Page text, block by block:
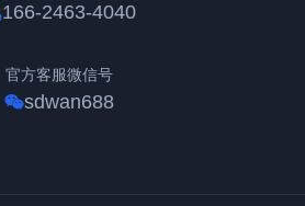
166-2463-4040
官方客服微信号
sdwan688